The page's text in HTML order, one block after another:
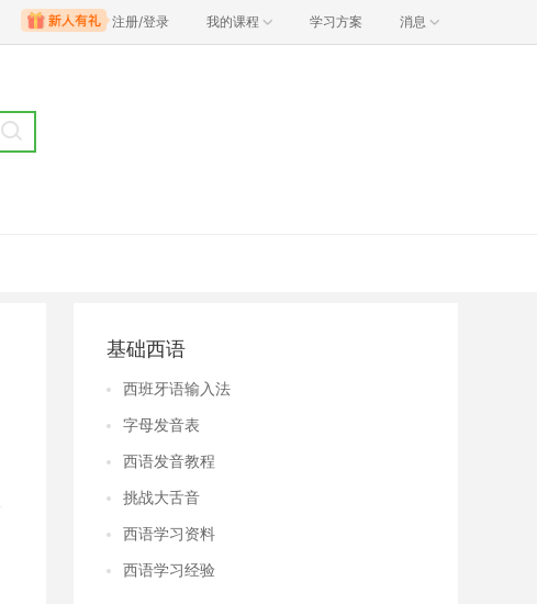
注册/登录 我的课程 学习方案 消息
基础西语
西班牙语输入法
字母发音表
西语发音教程
挑战大舌音
西语学习资料
西语学习经验